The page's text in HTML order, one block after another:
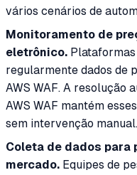
vários cenários de
Monitoramento de
eletrônico.
regularmente dados de
AWS WAF. A resolução
AWS WAF mantém
sem intervenção manual.
Coleta de dados para
mercado. Equipes de